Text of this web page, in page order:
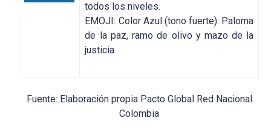
todos los niveles.
EMOJI: Color Azul (tono fuerte): Paloma
de la paz, ramo de olivo y mazo de la
justicia
Fuente: Elaboración propia Pacto Global Red Nacional
Colombia